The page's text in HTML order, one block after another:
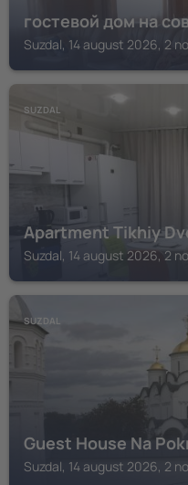
гостевой дом на
Suzdal, 14 august 2026, 2
SUZDAL
Apartment Tikhiy
Suzdal, 14 august 2026, 2
SUZDAL
Guest House Na
Suzdal, 14 august 2026, 2